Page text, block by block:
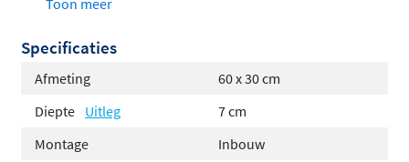
toiletruimtes en badkamers.
Betaalbaar alternatief: Veel voordeliger en
inbouwnis.
Stijlvolle opslag: Perfect om je bad- en
Toon meer
Specificaties
Afmeting
60 x 30 cm
Diepte Uitleg
7 cm
Montage
Inbouw